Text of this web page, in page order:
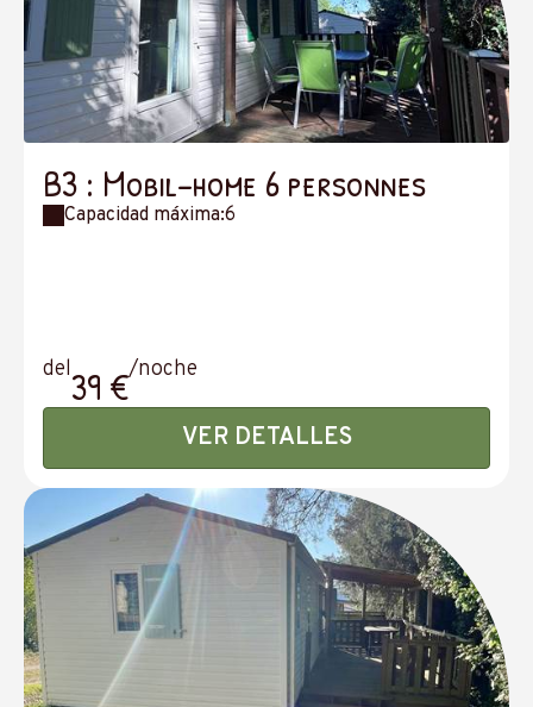
B3 : Mobil-home 6 personnes
Capacidad máxima:6
del39 €/noche
VER DETALLES